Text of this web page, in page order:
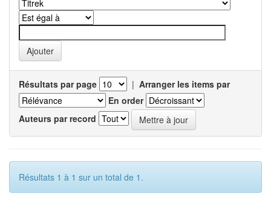
Résultats par page | Arranger les items par
En order
Auteurs par record
Résultats 1 à 1 sur un total de 1.